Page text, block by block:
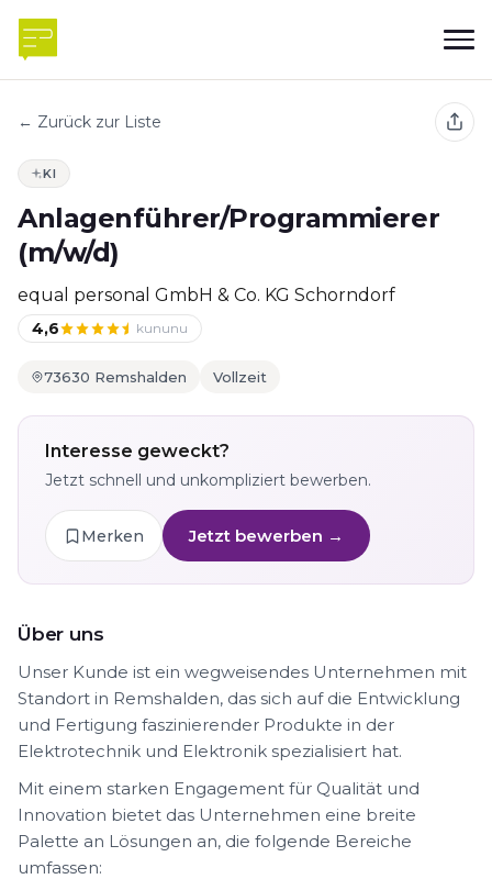
← Zurück zur Liste
KI
Anlagenführer/Programmierer
(m/w/d)
equal personal GmbH & Co. KG Schorndorf
4,6 kununu
73630 Remshalden Vollzeit
Interesse geweckt?
Jetzt schnell und unkompliziert bewerben.
Merken Jetzt bewerben →
Über uns
Unser Kunde ist ein wegweisendes Unternehmen mit
Standort in Remshalden, das sich auf die Entwicklung
und Fertigung faszinierender Produkte in der
Elektrotechnik und Elektronik spezialisiert hat.
Mit einem starken Engagement für Qualität und
Innovation bietet das Unternehmen eine breite
Palette an Lösungen an, die folgende Bereiche
umfassen: